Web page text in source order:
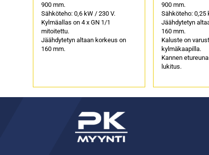
900 mm.
Sähköteho: 0,6 kW / 230 V.
Kylmäallas on 4 x GN 1/1
mitoitettu.
Jäähdytetyn altaan korkeus on
160 mm.
900 mm.
Sähköteho: 0,25
Jäähdytetyn
160 mm.
Kaluste on
kylmäkaapilla.
Kannen
lukitus.